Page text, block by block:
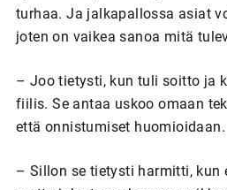
turhaa. Ja jalkapallossa asiat
joten on vaikea sanoa mitä
– Joo tietysti, kun tuli soitto ja
fiilis. Se antaa uskoo omaan
että onnistumiset huomioidaan.
– Sillon se tietysti harmitti, kun